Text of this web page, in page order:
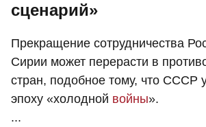
сценарий»
Прекращение сотрудничества
Сирии может перерасти в
стран, подобное тому, что СССР
эпоху «холодной войны».
...